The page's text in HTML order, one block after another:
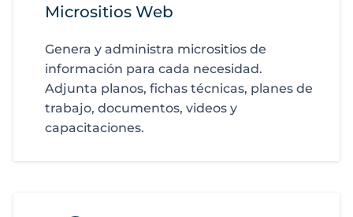
Micrositios Web
Genera y administra micrositios de
información para cada necesidad.
Adjunta planos, fichas técnicas, planes de
trabajo, documentos, videos y
capacitaciones.